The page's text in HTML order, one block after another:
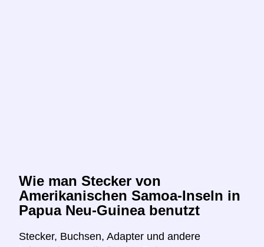
Wie man Stecker von
Amerikanischen Samoa-Inseln in
Papua Neu-Guinea benutzt
Stecker, Buchsen, Adapter und andere